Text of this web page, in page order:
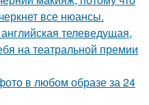
все нюансы.
телеведущая,
на театральной премии
в любом образе за 24